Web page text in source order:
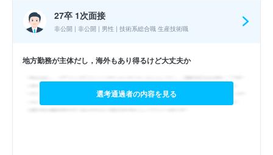
27卒 1次面接
非公開 | 非公開 | 男性 | 技術系総合職 生産技術職
地方勤務が主体だし，海外もあり得るけど大丈夫か
選考通過者の内容を見る